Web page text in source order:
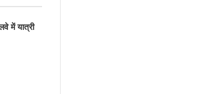
में यात्री